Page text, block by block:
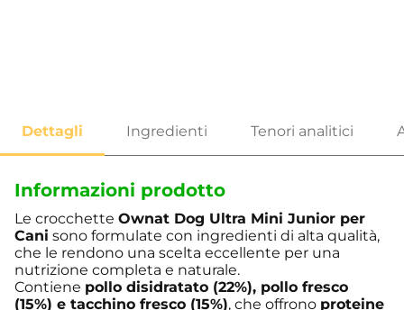
Informazioni prodotto
Le crocchette Ownat Dog Ultra Mini Junior per
Cani sono formulate con ingredienti di alta qualità,
che le rendono una scelta eccellente per una
nutrizione completa e naturale.
Contiene pollo disidratato (22%), pollo fresco
(15%) e tacchino fresco (15%), che offrono proteine